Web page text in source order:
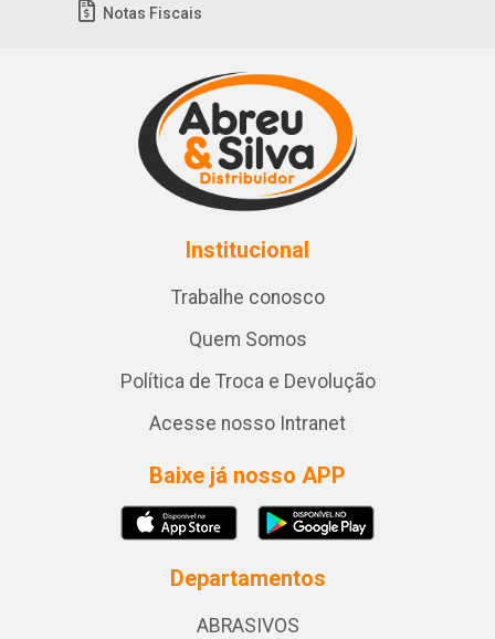
Notas Fiscais
Institucional
Trabalhe conosco
Quem Somos
Política de Troca e Devolução
Acesse nosso Intranet
Baixe já nosso APP
Departamentos
ABRASIVOS